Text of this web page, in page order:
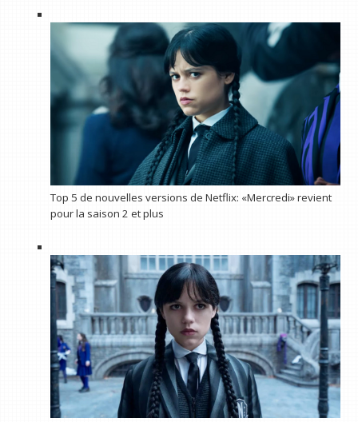
Top 5 de nouvelles versions de Netflix: «Mercredi» revient
pour la saison 2 et plus